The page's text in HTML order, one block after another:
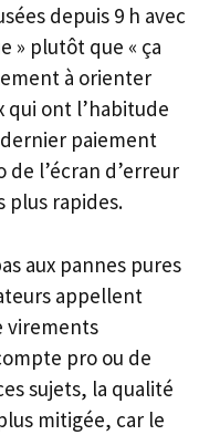
depuis 9 h avec
» plutôt que « ça
à orienter
qui ont l’habitude
paiement
l’écran d’erreur
plus rapides.
aux pannes pures
appellent
virements
pro ou de
sujets, la qualité
mitigée, car le